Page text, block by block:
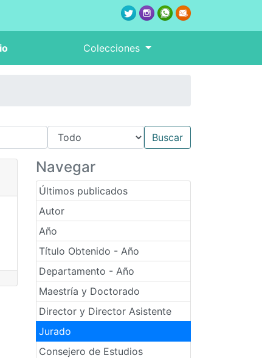
Colecciones
Navegar
Últimos publicados
Autor
Año
Título Obtenido - Año
Departamento - Año
Maestría y Doctorado
Director y Director Asistente
Jurado
Consejero de Estudios